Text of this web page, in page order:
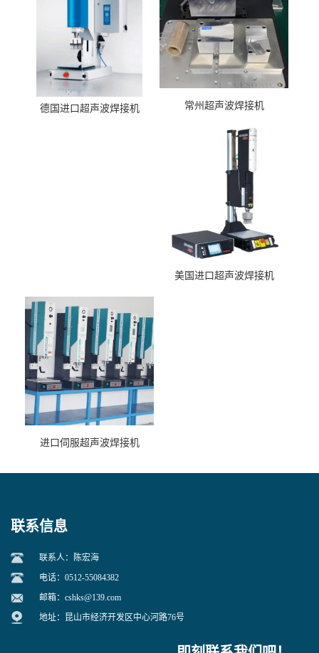
德国进口超声波焊接机 常州超声波焊接机
美国进口超声波焊接机
进口伺服超声波焊接机
联系信息
联系人：陈宏海
电话：0512-55084382
邮箱： cshks@139.com
地址：昆山市经济开发区中心河路76号